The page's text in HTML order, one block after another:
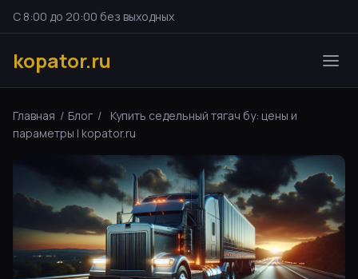
С 8:00 до 20:00 без выходных
kopator.ru
Главная / Блог /
Купить седельный тягач бу: цены и
параметры | kopator.ru